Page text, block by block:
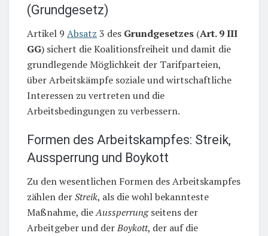
(Grundgesetz)
Artikel 9 Absatz 3 des Grundgesetzes (Art. 9 III
GG) sichert die Koalitionsfreiheit und damit die
grundlegende Möglichkeit der Tarifparteien,
über Arbeitskämpfe soziale und wirtschaftliche
Interessen zu vertreten und die
Arbeitsbedingungen zu verbessern.
Formen des Arbeitskampfes: Streik,
Aussperrung und Boykott
Zu den wesentlichen Formen des Arbeitskampfes
zählen derStreik, als die wohl bekannteste
Maßnahme, dieAussperrungseitens der
Arbeitgeber und derBoykott, der auf die